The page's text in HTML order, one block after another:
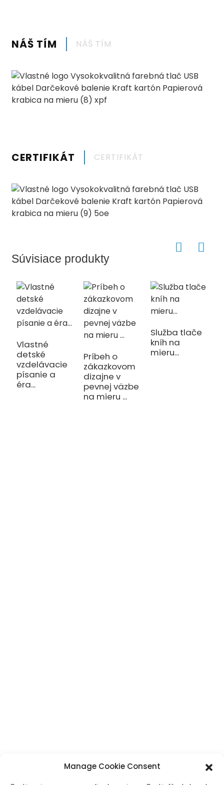
NÁŠ TÍM NÁŠ TÍM
CERTIFIKÁT CERTIFIKÁT
Súvisiace produkty
Vlastné
detské
vzdelávacie
písanie a
éra...
Príbeh o
zákazkovom
dizajne v
pevnej väzbe
na mieru ...
Služba tlače
kníh na
mieru...
Manage Cookie Consent